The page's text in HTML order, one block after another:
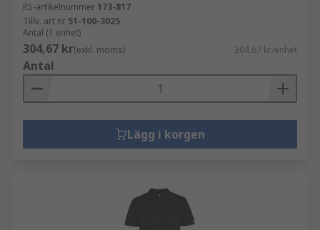
RS-artikelnummer 173-817
Tillv. art.nr 51-100-3025
Antal (1 enhet)
304,67 kr(exkl. moms) 304,67 kr/enhet
Antal
Lägg i korgen